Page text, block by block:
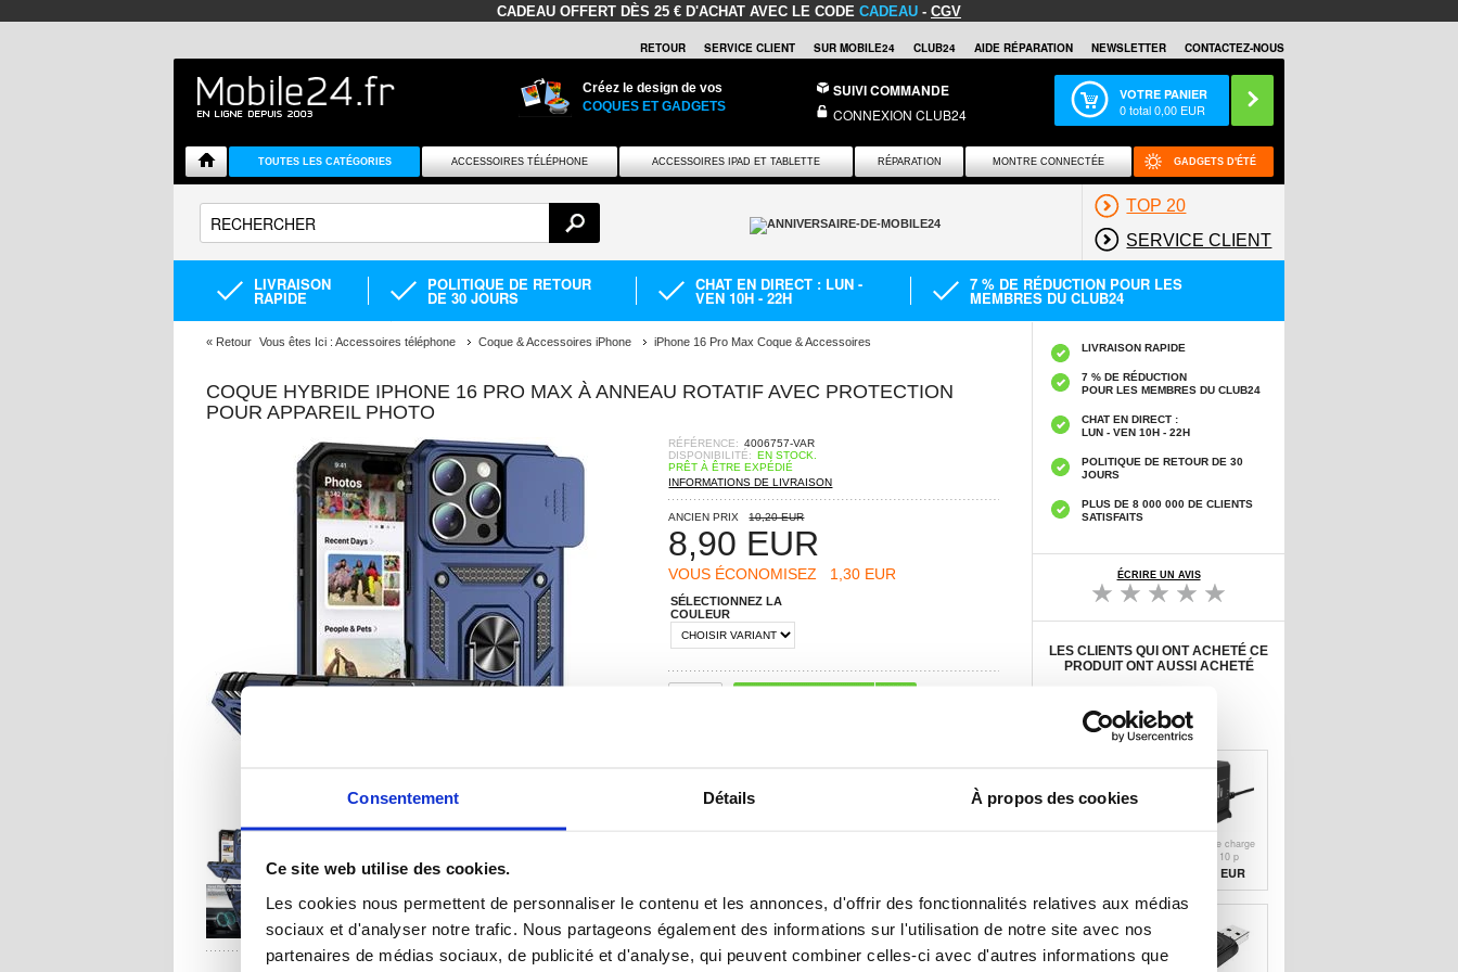
Consentement Détails À propos des cookies
Ce site web utilise des cookies.
Les cookies nous permettent de personnaliser le contenu et les annonces, d'offrir des fonctionnalités relatives aux médias
sociaux et d'analyser notre trafic. Nous partageons également des informations sur l'utilisation de notre site avec nos
partenaires de médias sociaux, de publicité et d'analyse, qui peuvent combiner celles-ci avec d'autres informations que
CADEAU OFFERT DÈS 25 € D'ACHAT AVEC LE CODE CADEAU - CGV
RETOUR SERVICE CLIENT SUR MOBILE24 CLUB24 AIDE RÉPARATION NEWSLETTER CONTACTEZ-NOUS
Créez le design de vos
COQUES ET GADGETS
SUIVI COMMANDE
CONNEXION CLUB24
VOTRE PANIER
0total0,00 EUR
TOUTES LES CATÉGORIES ACCESSOIRES TÉLÉPHONE ACCESSOIRES IPAD ET TABLETTE RÉPARATION MONTRE CONNECTÉE GADGETS D'ÉTÉ
TOP 20
SERVICE CLIENT
LIVRAISON
RAPIDE
POLITIQUE DE RETOUR
DE 30 JOURS
CHAT EN DIRECT : LUN -
VEN 10H - 22H
7 % DE RÉDUCTION POUR LES
MEMBRES DU CLUB24
« Retour Vous êtes Ici : Accessoires téléphone Coque & Accessoires iPhone iPhone 16 Pro Max Coque & Accessoires
COQUE HYBRIDE IPHONE 16 PRO MAX À ANNEAU ROTATIF AVEC PROTECTION
POUR APPAREIL PHOTO
RÉFÉRENCE: 4006757-VAR
DISPONIBILITÉ: EN STOCK.
PRÊT À ÊTRE EXPÉDIÉ
INFORMATIONS DE LIVRAISON
ANCIEN PRIX 10,20 EUR
8,90 EUR
VOUS ÉCONOMISEZ 1,30 EUR
SÉLECTIONNEZ LA
COULEUR
LIVRAISON RAPIDE
7 % DE RÉDUCTION
POUR LES MEMBRES DU CLUB24
CHAT EN DIRECT :
LUN - VEN 10H - 22H
POLITIQUE DE RETOUR DE 30
JOURS
PLUS DE 8 000 000 DE CLIENTS
SATISFAITS
ÉCRIRE UN AVIS
LES CLIENTS QUI ONT ACHETÉ CE
PRODUIT ONT AUSSI ACHETÉ
23,00 EUR 11,50 EUR
Station de charge
USB-C à 10 p
52,60 EUR